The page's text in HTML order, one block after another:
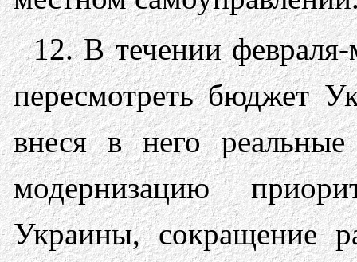
12. В течении
пересмотреть бюджет
внеся в него
модернизацию
Украины, сокращение